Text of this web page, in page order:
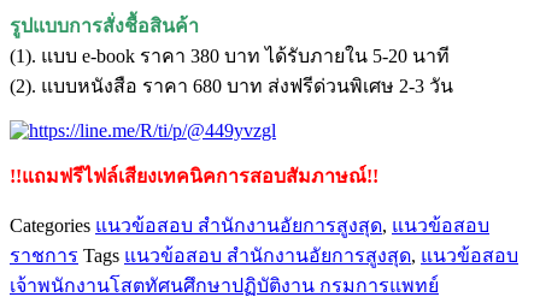
งาน
สำนักงาน
อัยการ
ชิ้น
รูปแบบการสั่งชื้อสินค้า
(1). แบบ e-book ราคา 380 บาท ได้รับภายใน 5-20 นาที
(2). แบบหนังสือ ราคา 680 บาท ส่งฟรีด่วนพิเศษ 2-3 วัน
!!แถมฟรีไฟล์เสียงเทคนิคการสอบสัมภาษณ์!!
Categories แนวข้อสอบ สำนักงานอัยการสูงสุด, แนวข้อสอบ
ราชการ Tags แนวข้อสอบ สำนักงานอัยการสูงสุด, แนวข้อสอบ
เจ้าพนักงานโสตทัศนศึกษาปฏิบัติงาน กรมการแพทย์